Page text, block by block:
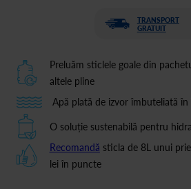
TRANSPORT
GRATUIT
Preluăm sticlele goale din
altele pline
Apă plată de izvor îmbuteliată în
O soluție sustenabilă pentru
Recomandă sticla de 8L unui
lei în puncte